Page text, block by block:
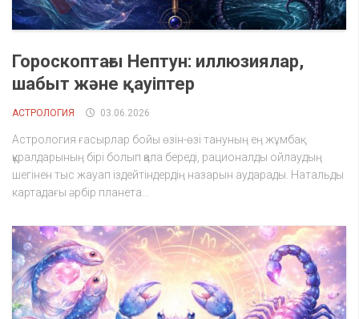
Гороскоптағы Нептун: иллюзиялар,
шабыт және қауіптер
АСТРОЛОГИЯ 03.06.2026
Астрология ғасырлар бойы өзін-өзі тануның ең жұмбақ
құралдарының бірі болып қала береді, рационалды ойлаудың
шегінен тыс жауап іздейтіндердің назарын аударады. Натальды
картадағы әрбір планета...